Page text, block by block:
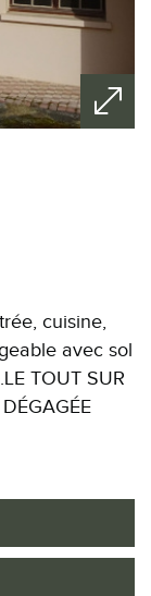
cuisine,
avec sol
TOUT SUR